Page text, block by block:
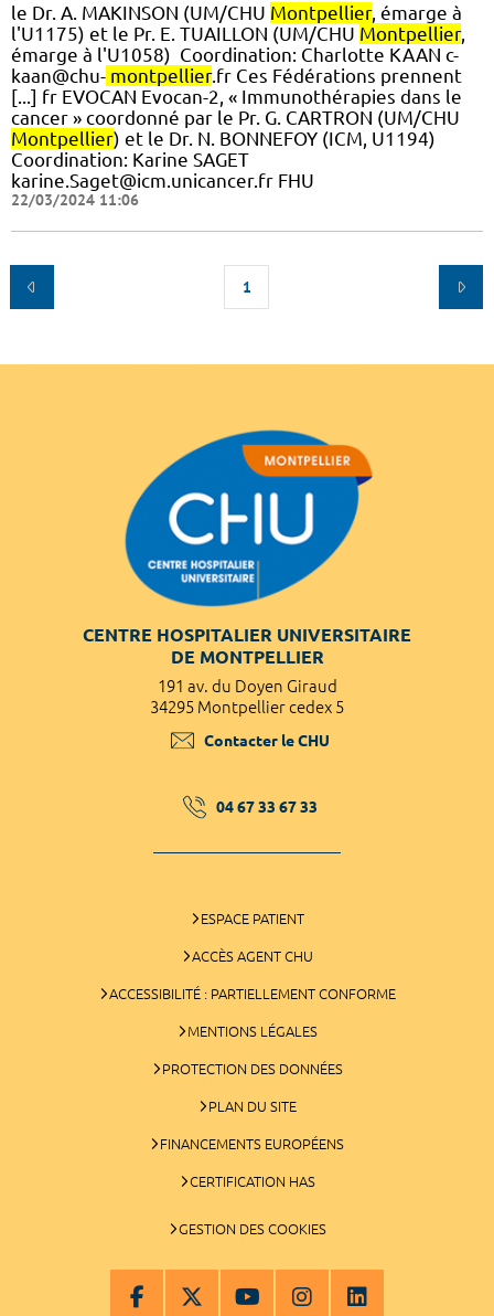
le Dr. A. MAKINSON (UM/CHU Montpellier, émarge à
l'U1175) et le Pr. E. TUAILLON (UM/CHU Montpellier,
émarge à l'U1058) ​ Coordination: Charlotte KAAN c-
kaan@chu- montpellier.fr Ces Fédérations prennent
[...] fr EVOCAN Evocan-2, « Immunothérapies dans le
cancer » coordonné par le Pr. G. CARTRON (UM/CHU
Montpellier) et le Dr. N. BONNEFOY (ICM, U1194)
Coordination: Karine SAGET
karine.Saget@icm.unicancer.fr FHU
22/03/2024 11:06
1
CENTRE HOSPITALIER UNIVERSITAIRE
DE MONTPELLIER
191 av. du Doyen Giraud
34295 Montpellier cedex 5
Contacter le CHU
04 67 33 67 33
ESPACE PATIENT
ACCÈS AGENT CHU
ACCESSIBILITÉ : PARTIELLEMENT CONFORME
MENTIONS LÉGALES
PROTECTION DES DONNÉES
PLAN DU SITE
FINANCEMENTS EUROPÉENS
CERTIFICATION HAS
GESTION DES COOKIES